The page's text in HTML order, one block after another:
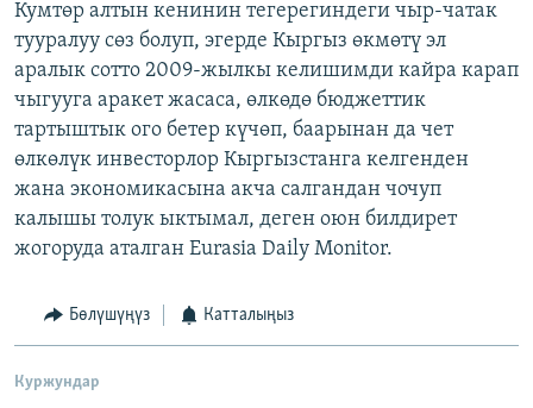
Кумтөр алтын кенинин тегерегиндеги чыр-чатак
тууралуу сөз болуп, эгерде Кыргыз өкмөтү эл
аралык сотто 2009-жылкы келишимди кайра карап
чыгууга аракет жасаса, өлкөдө бюджеттик
тартыштык ого бетер күчөп, баарынан да чет
өлкөлүк инвесторлор Кыргызстанга келгенден
жана экономикасына акча салгандан чочуп
калышы толук ыктымал, деген оюн билдирет
жогоруда аталган Eurasia Daily Monitor.
Бөлүшүңүз Катталыңыз
Куржундар